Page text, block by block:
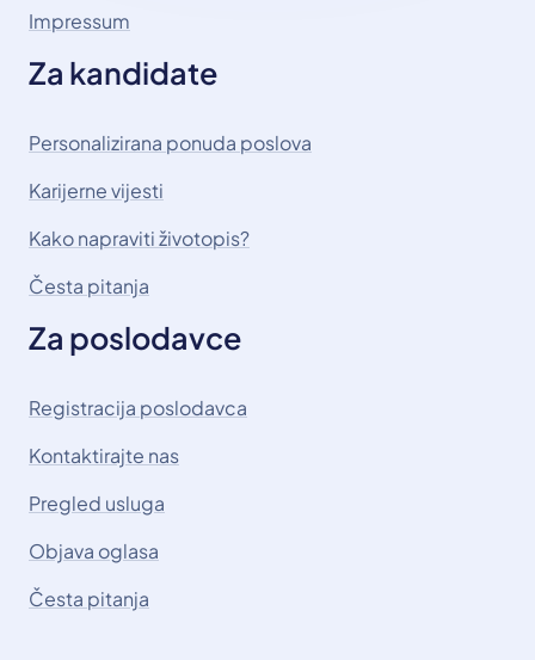
Impressum
Za kandidate
Personalizirana ponuda poslova
Karijerne vijesti
Kako napraviti životopis?
Česta pitanja
Za poslodavce
Registracija poslodavca
Kontaktirajte nas
Pregled usluga
Objava oglasa
Česta pitanja